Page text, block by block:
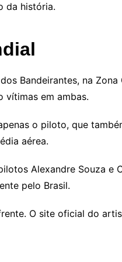
da história.
Bandeirantes, na Zona
vítimas em ambas.
o piloto, que
aérea.
Alexandre Souza e
pelo Brasil.
O site oficial do